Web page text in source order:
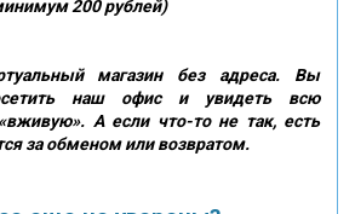
200 рублей)
магазин без адреса. Вы
наш офис и увидеть всю
А если что-то не так, есть
за обменом или возвратом.